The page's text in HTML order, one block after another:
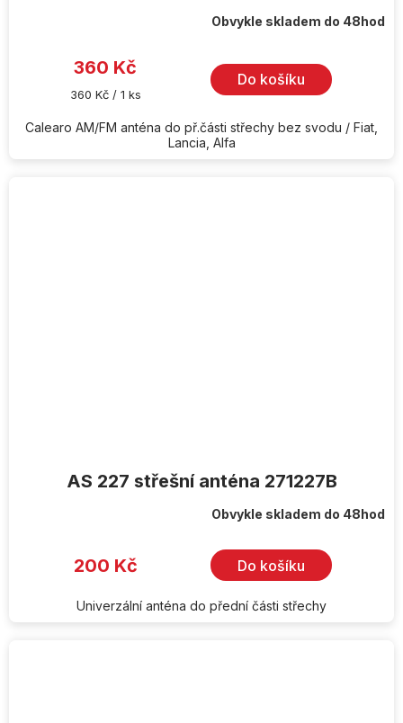
Obvykle skladem do 48hod
360 Kč
Měrná
360 Kč / 1 ks
Do košíku
Calearo AM/FM anténa do př.části střechy bez svodu / Fiat,
Lancia, Alfa
AS 227 střešní anténa 271227B
Obvykle skladem do 48hod
200 Kč Do košíku
Univerzální anténa do přední části střechy